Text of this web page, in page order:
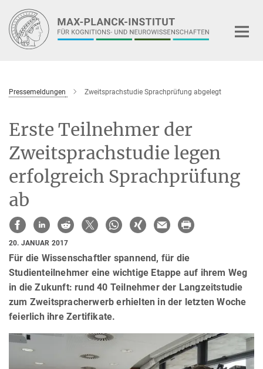
Hauptinhalt
Pressemeldungen Zweitsprachstudie Sprachprüfung abgelegt
Erste Teilnehmer der
Zweitsprachstudie legen
erfolgreich Sprachprüfung
ab
20. JANUAR 2017
Für die Wissenschaftler spannend, für die
Studienteilnehmer eine wichtige Etappe auf ihrem Weg
in die Zukunft: rund 40 Teilnehmer der Langzeitstudie
zum Zweitspracherwerb erhielten in der letzten Woche
feierlich ihre Zertifikate.